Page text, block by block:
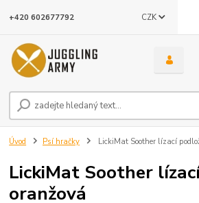
CZK
+420 602677792
Úvod Psí hračky LickiMat Soother lízací
LickiMat Soother
oranžová